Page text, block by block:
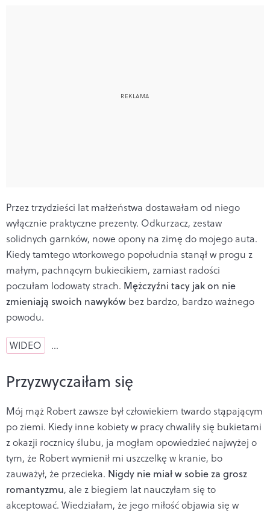
Przez trzydzieści lat małżeństwa dostawałam od niego
wyłącznie praktyczne prezenty. Odkurzacz, zestaw
solidnych garnków, nowe opony na zimę do mojego auta.
Kiedy tamtego wtorkowego popołudnia stanął w progu z
małym, pachnącym bukiecikiem, zamiast radości
poczułam lodowaty strach. Mężczyźni tacy jak on nie
zmieniają swoich nawyków bez bardzo, bardzo ważnego
powodu.
WIDEO …
Przyzwyczaiłam się
Mój mąż Robert zawsze był człowiekiem twardo stąpającym
po ziemi. Kiedy inne kobiety w pracy chwaliły się bukietami
z okazji rocznicy ślubu, ja mogłam opowiedzieć najwyżej o
tym, że Robert wymienił mi uszczelkę w kranie, bo
zauważył, że przecieka. Nigdy nie miał w sobie za grosz
romantyzmu, ale z biegiem lat nauczyłam się to
akceptować. Wiedziałam, że jego miłość objawia się w